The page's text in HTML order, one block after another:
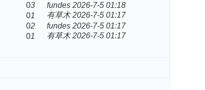
03 fundes 2026-7-5 01:18
01 有草木 2026-7-5 01:17
02 fundes 2026-7-5 01:17
01 有草木 2026-7-5 01:17